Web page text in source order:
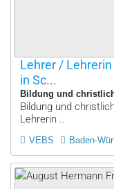
Lehrer /
in Sc...
Bildung und
Bildung und
Lehrerin ..
VEBS Baden-